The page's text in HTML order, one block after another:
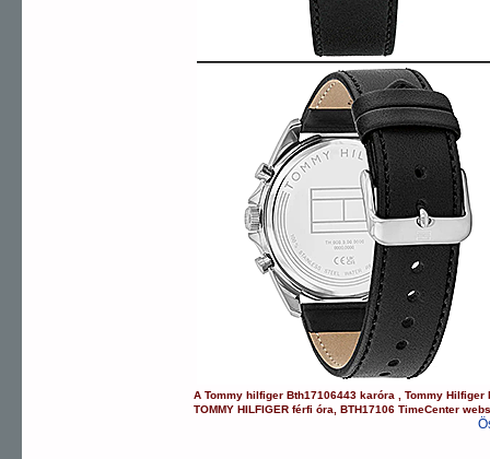
ATommy hilfiger Bth17106443 karóra ,Tommy Hilfiger
TOMMY HILFIGER férfi óra ,BTH17106 TimeCenter